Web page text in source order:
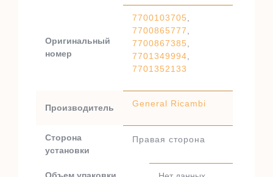
Оригинальный
номер
7700103705
7700865777
7700867385
7701349994
7701352133
Производитель General Ricambi
Сторона
установки
Правая сторона